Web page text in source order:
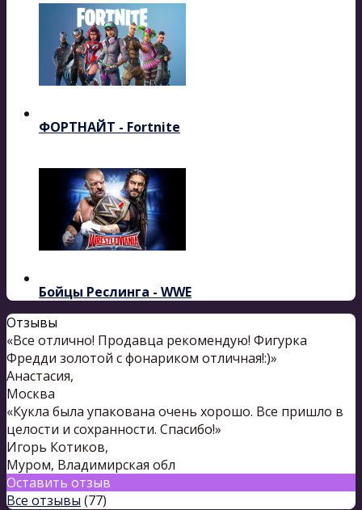
ФОРТНАЙТ - Fortnite
Бойцы Реслинга - WWE
Отзывы
«Все отлично! Продавца рекомендую! Фигурка
Фредди золотой с фонариком отличная!:)»
Анастасия,
Москва
«Кукла была упакована очень хорошо. Все пришло в
целости и сохранности. Спасибо!»
Игорь Котиков,
Муром, Владимирская обл
Оставить отзыв
Все отзывы (77)